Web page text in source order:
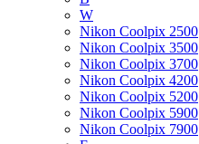
W
Nikon Coolpix 2500
Nikon Coolpix 3500
Nikon Coolpix 3700
Nikon Coolpix 4200
Nikon Coolpix 5200
Nikon Coolpix 5900
Nikon Coolpix 7900